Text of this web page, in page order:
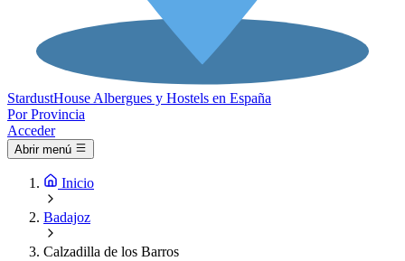
StardustHouse Albergues y Hostels en España
Por Provincia
Acceder
Abrir menú
Inicio
Badajoz
Calzadilla de los Barros